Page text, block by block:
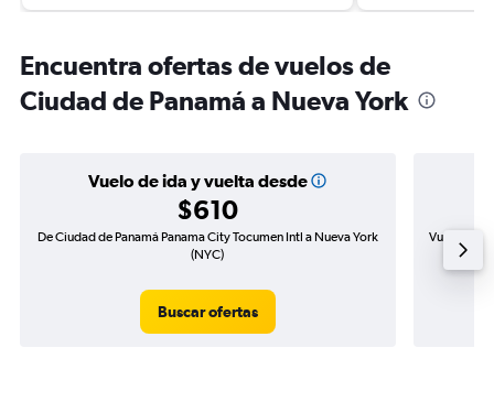
Encuentra ofertas de vuelos de
Ciudad de Panamá a Nueva York
Vuelo de ida y vuelta desde
$610
De Ciudad de Panamá Panama City Tocumen Intl a Nueva York
(NYC)
Buscar ofertas
Vuelo de